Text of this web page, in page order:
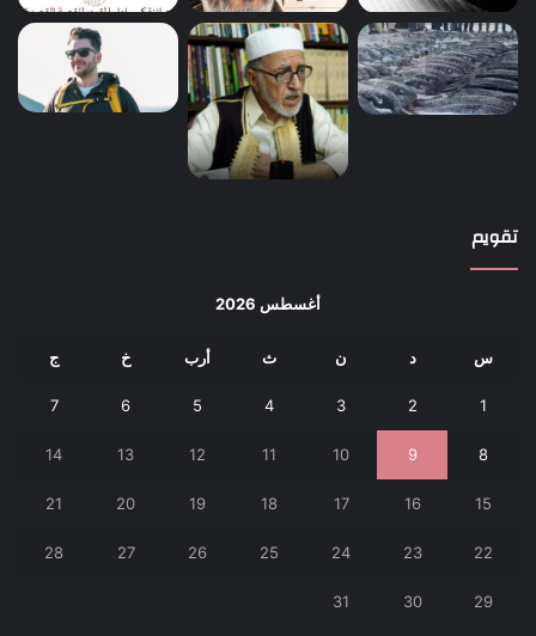
تقويم
أغسطس 2026
س د ن ث أرب خ ج
1
2
3
4
5
6
7
8
9
10
11
12
13
14
15
16
17
18
19
20
21
22
23
24
25
26
27
28
29
30
31